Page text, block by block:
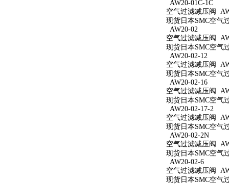
AW20-01C-1C
空气过滤减压阀
现货日本SMC空气
AW20-02
空气过滤减压阀
现货日本SMC空气
AW20-02-12
空气过滤减压阀
现货日本SMC空气
AW20-02-16
空气过滤减压阀
现货日本SMC空气
AW20-02-17-2
空气过滤减压阀
现货日本SMC空气
AW20-02-2N
空气过滤减压阀
现货日本SMC空气
AW20-02-6
空气过滤减压阀
现货日本SMC空气